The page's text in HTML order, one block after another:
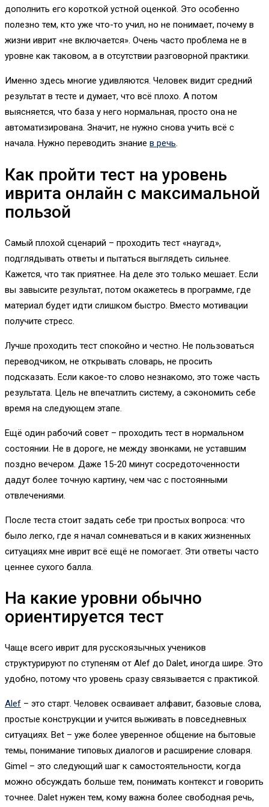
дополнить его короткой устной оценкой. Это особенно
полезно тем, кто уже что-то учил, но не понимает, почему в
жизни иврит «не включается». Очень часто проблема не в
уровне как таковом, а в отсутствии разговорной практики.
Именно здесь многие удивляются. Человек видит средний
результат в тесте и думает, что всё плохо. А потом
выясняется, что база у него нормальная, просто она не
автоматизирована. Значит, не нужно снова учить всё с
начала. Нужно переводить знание в речь.
Как пройти тест на уровень
иврита онлайн с максимальной
пользой
Самый плохой сценарий – проходить тест «наугад»,
подглядывать ответы и пытаться выглядеть сильнее.
Кажется, что так приятнее. На деле это только мешает. Если
вы завысите результат, потом окажетесь в программе, где
материал будет идти слишком быстро. Вместо мотивации
получите стресс.
Лучше проходить тест спокойно и честно. Не пользоваться
переводчиком, не открывать словарь, не просить
подсказать. Если какое-то слово незнакомо, это тоже часть
результата. Цель не впечатлить систему, а сэкономить себе
время на следующем этапе.
Ещё один рабочий совет – проходить тест в нормальном
состоянии. Не в дороге, не между звонками, не уставшим
поздно вечером. Даже 15-20 минут сосредоточенности
дадут более точную картину, чем час с постоянными
отвлечениями.
После теста стоит задать себе три простых вопроса: что
было легко, где я начал сомневаться и в каких жизненных
ситуациях мне иврит всё ещё не помогает. Эти ответы часто
ценнее сухого балла.
На какие уровни обычно
ориентируется тест
Чаще всего иврит для русскоязычных учеников
структурируют по ступеням от Alef до Dalet, иногда шире. Это
удобно, потому что уровень сразу связывается с практикой.
Alef – это старт. Человек осваивает алфавит, базовые слова,
простые конструкции и учится выживать в повседневных
ситуациях. Bet – уже более уверенное общение на бытовые
темы, понимание типовых диалогов и расширение словаря.
Gimel – это следующий шаг к самостоятельности, когда
можно обсуждать больше тем, понимать контекст и говорить
точнее. Dalet нужен тем, кому важна более свободная речь,